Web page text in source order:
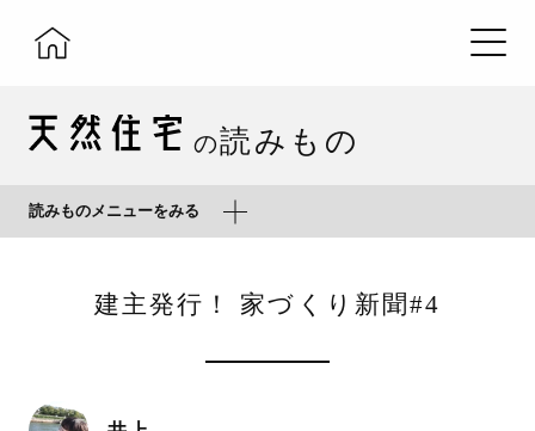
の読みもの
読みものメニューをみる
建主発行！ 家づくり新聞#4